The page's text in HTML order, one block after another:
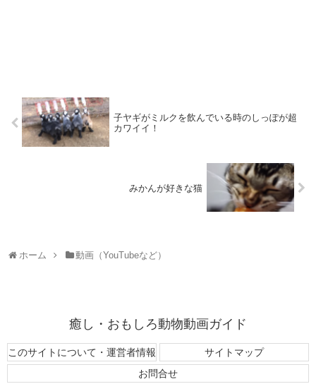
子ヤギがミルクを飲んでいる時のしっぽが超
カワイイ！
みかんが好きな猫
ホーム 動画（YouTubeなど）
癒し・おもしろ動物動画ガイド
このサイトについて・運営者情報
サイトマップ
お問合せ